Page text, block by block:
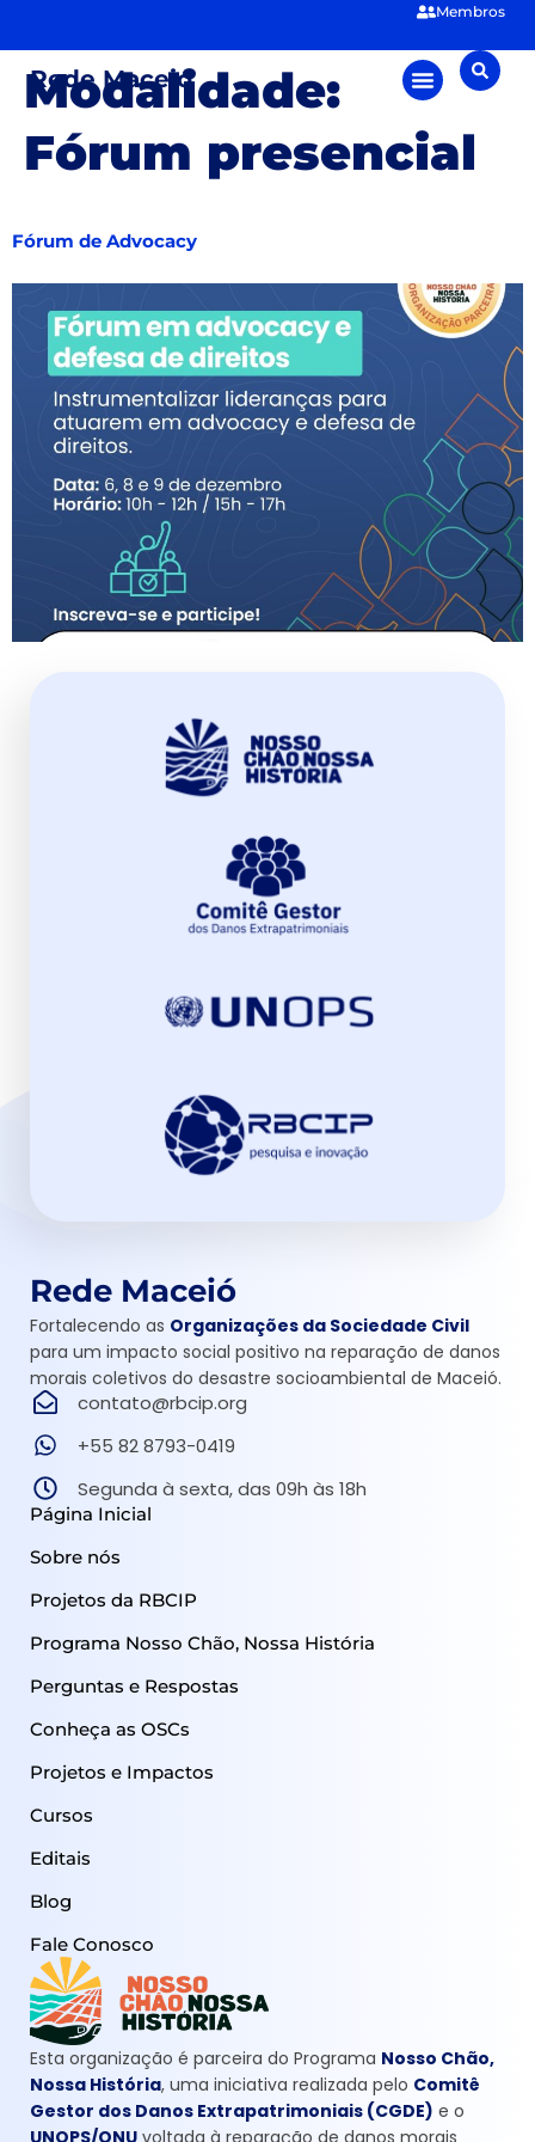
Membros
Rede Maceió
Modalidade:
Fórum presencial
Fórum de Advocacy
Rede Maceió
Fortalecendo as Organizações da Sociedade Civil
para um impacto social positivo na reparação de danos
morais coletivos do desastre socioambiental de Maceió.
contato@rbcip.org
+55 82 8793-0419
Segunda à sexta, das 09h às 18h
Página Inicial
Sobre nós
Projetos da RBCIP
Programa Nosso Chão, Nossa História
Perguntas e Respostas
Conheça as OSCs
Projetos e Impactos
Cursos
Editais
Blog
Fale Conosco
Esta organização é parceira do Programa Nosso Chão,
Nossa História, uma iniciativa realizada pelo Comitê
Gestor dos Danos Extrapatrimoniais (CGDE) e o